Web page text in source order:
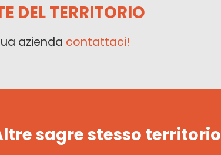
DEL TERRITORIO
azienda contattaci!
sagre stesso territorio